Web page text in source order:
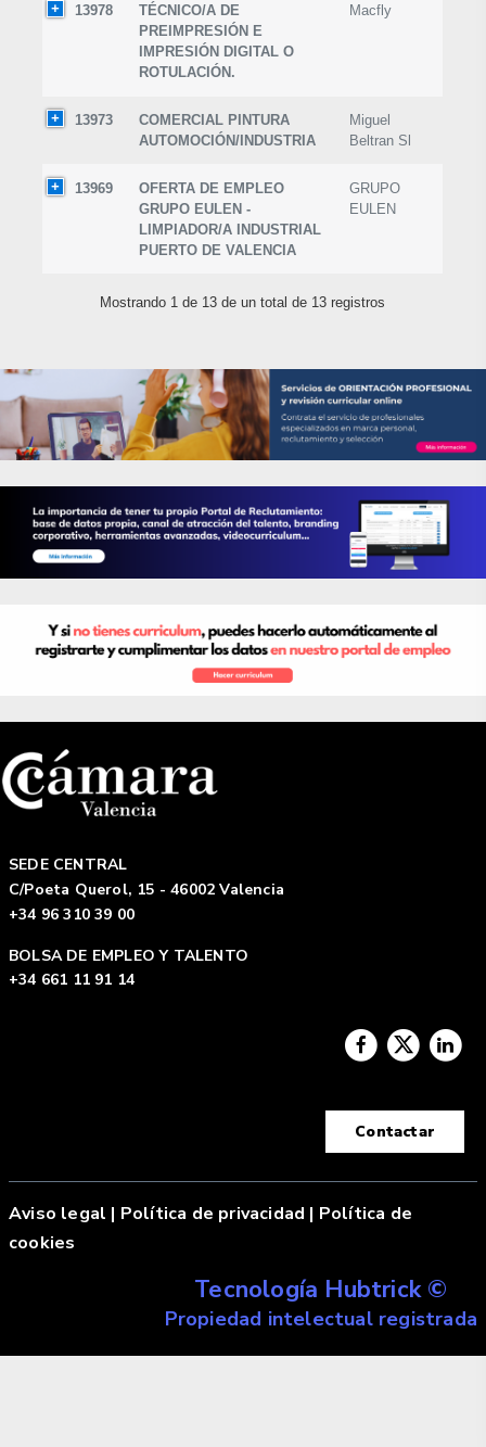
13978
TÉCNICO/A DE
PREIMPRESIÓN E
IMPRESIÓN DIGITAL O
ROTULACIÓN.
Macfly
13973
COMERCIAL PINTURA
AUTOMOCIÓN/INDUSTRIA
Miguel
Beltran Sl
13969
OFERTA DE EMPLEO
GRUPO EULEN -
LIMPIADOR/A INDUSTRIAL
PUERTO DE VALENCIA
GRUPO
EULEN
Mostrando 1 de 13 de un total de 13 registros
SEDE CENTRAL
C/Poeta Querol, 15 - 46002 Valencia
+34 96 310 39 00
BOLSA DE EMPLEO Y TALENTO
+34 661 11 91 14
Contactar
Aviso legal | Política de privacidad | Política de
cookies
Tecnología Hubtrick ©
Propiedad intelectual registrada